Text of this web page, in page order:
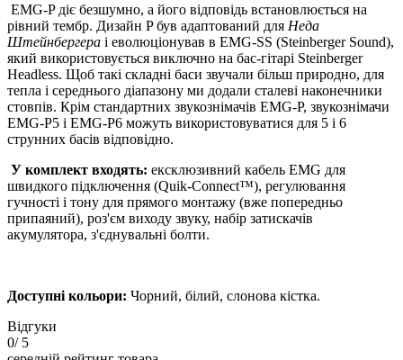
EMG-P діє безшумно, а його відповідь встановлюється на
рівний тембр. Дизайн P був адаптований для Неда
Штейнбергера і еволюціонував в EMG-SS (Steinberger Sound),
який використовується виключно на бас-гітарі Steinberger
Headless. Щоб такі складні баси звучали більш природно, для
тепла і середнього діапазону ми додали сталеві наконечники
стовпів. Крім стандартних звукознімачів EMG-P, звукознімачи
EMG-P5 і EMG-P6 можуть використовуватися для 5 і 6
струнних басів відповідно.
У комплект входять: ексклюзивний кабель EMG для
швидкого підключення (Quik-Connect™), регулювання
гучності і тону для прямого монтажу (вже попередньо
припаяний), роз'єм виходу звуку, набір затискачів
акумулятора, з'єднувальні болти.
Доступні кольори: Чорний, білий, слонова кістка.
Відгуки
0/ 5